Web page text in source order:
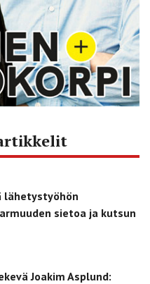
lähetystyöhön
sietoa ja kutsun
Joakim Asplund: